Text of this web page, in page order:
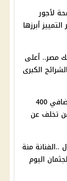
لأجور
أبرزها
مصر.. أعلى
استمرار صرف منحة الدعم الإضافي 400
تخلف عن
منة
اليوم